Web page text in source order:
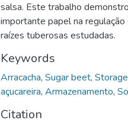
salsa. Este trabalho
importante papel na
raízes tuberosas estudadas.
Keywords
Arracacha, Sugar beet, Storage
açucareira, Armazenamento,
Citation